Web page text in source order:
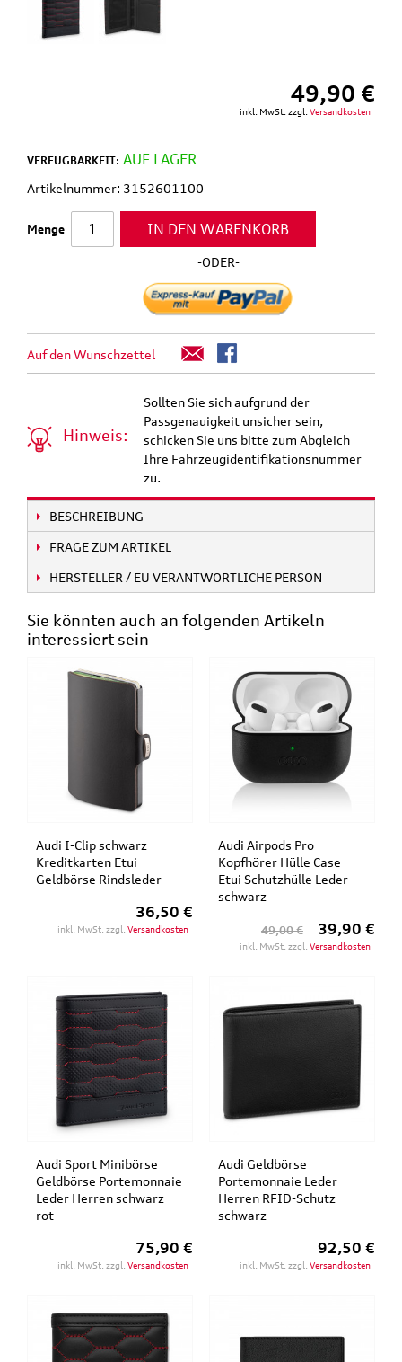
49,90 €
inkl. MwSt. zzgl. Versandkosten
VERFÜGBARKEIT: AUF LAGER
Artikelnummer: 3152601100
Menge IN DEN WARENKORB
-ODER-
Auf den Wunschzettel
Hinweis:
Sollten Sie sich aufgrund der
Passgenauigkeit unsicher sein,
schicken Sie uns bitte zum Abgleich
Ihre Fahrzeugidentifikationsnummer
zu.
BESCHREIBUNG
FRAGE ZUM ARTIKEL
HERSTELLER / EU VERANTWORTLICHE PERSON
Sie könnten auch an folgenden Artikeln
interessiert sein
Audi I-Clip schwarz
Kreditkarten Etui
Geldbörse Rindsleder
36,50 €
inkl. MwSt. zzgl.Versandkosten
Audi Airpods Pro
Kopfhörer Hülle Case
Etui Schutzhülle Leder
schwarz
49,00 € 39,90 €
inkl. MwSt. zzgl. Versandkosten
Audi Sport Minibörse
Geldbörse Portemonnaie
Leder Herren schwarz
rot
75,90 €
inkl. MwSt. zzgl.Versandkosten
Audi Geldbörse
Portemonnaie Leder
Herren RFID-Schutz
schwarz
92,50 €
inkl. MwSt. zzgl. Versandkosten